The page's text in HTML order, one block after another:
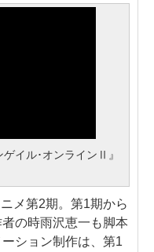
イル･オンラインⅡ』
メ第2期。第1期から
の時雨沢恵一も脚本
ション制作は、第1